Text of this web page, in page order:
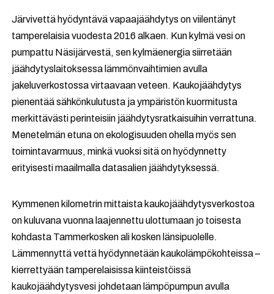
Järvivettä hyödyntävä vapaajäähdytys on viilentänyt
tamperelaisia vuodesta 2016 alkaen. Kun kylmä vesi on
pumpattu Näsijärvestä, sen kylmäenergia siirretään
jäähdytyslaitoksessa lämmönvaihtimien avulla
jakeluverkostossa virtaavaan veteen. Kaukojäähdytys
pienentää sähkönkulutusta ja ympäristön kuormitusta
merkittävästi perinteisiin jäähdytysratkaisuihin verrattuna.
Menetelmän etuna on ekologisuuden ohella myös sen
toimintavarmuus, minkä vuoksi sitä on hyödynnetty
erityisesti maailmalla datasalien jäähdytyksessä.
Kymmenen kilometrin mittaista kaukojäähdytysverkostoa
on kuluvana vuonna laajennettu ulottumaan jo toisesta
kohdasta Tammerkosken ali kosken länsipuolelle.
Lämmennyttä vettä hyödynnetään kaukolämpökohteissa –
kierrettyään tamperelaisissa kiinteistöissä
kaukojäähdytysvesi johdetaan lämpöpumpun avulla